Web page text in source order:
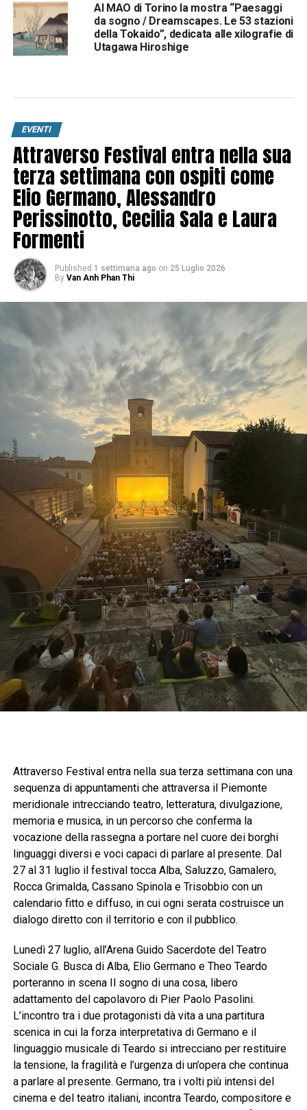
Al MAO di Torino la mostra “Paesaggi
da sogno / Dreamscapes. Le 53 stazioni
della Tokaido”, dedicata alle xilografie di
Utagawa Hiroshige
EVENTI
Attraverso Festival entra nella sua
terza settimana con ospiti come
Elio Germano, Alessandro
Perissinotto, Cecilia Sala e Laura
Formenti
Published 1 settimana ago on 25 Luglio 2026
By Van Anh Phan Thi
Attraverso Festival entra nella sua terza settimana con una
sequenza di appuntamenti che attraversa il Piemonte
meridionale intrecciando teatro, letteratura, divulgazione,
memoria e musica, in un percorso che conferma la
vocazione della rassegna a portare nel cuore dei borghi
linguaggi diversi e voci capaci di parlare al presente. Dal
27 al 31 luglio il festival tocca Alba, Saluzzo, Gamalero,
Rocca Grimalda, Cassano Spinola e Trisobbio con un
calendario fitto e diffuso, in cui ogni serata costruisce un
dialogo diretto con il territorio e con il pubblico.
Lunedì 27 luglio, all’Arena Guido Sacerdote del Teatro
Sociale G. Busca di Alba, Elio Germano e Theo Teardo
porteranno in scena Il sogno di una cosa, libero
adattamento del capolavoro di Pier Paolo Pasolini.
L’incontro tra i due protagonisti dà vita a una partitura
scenica in cui la forza interpretativa di Germano e il
linguaggio musicale di Teardo si intrecciano per restituire
la tensione, la fragilità e l’urgenza di un’opera che continua
a parlare al presente. Germano, tra i volti più intensi del
cinema e del teatro italiani, incontra Teardo, compositore e